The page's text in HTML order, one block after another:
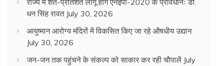
राज्य में शत-प्रतिशत लागू होंगे एनईपी-2020 के प्रावधानः डाॅ.
धन सिंह रावत July 30, 2026
आयुष्मान आरोग्य मंदिरों में विकसित किए जा रहे औषधीय उद्यान
July 30, 2026
जन-जन तक पहुंचने के संकल्प को साकार कर रही चौपालें July